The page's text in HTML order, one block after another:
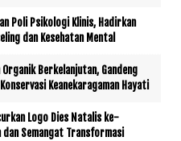
Poli Psikologi Klinis, Hadirkan
dan Kesehatan Mental
Berkelanjutan, Gandeng
Keanekaragaman Hayati
Logo Dies Natalis ke-
dan Semangat Transformasi